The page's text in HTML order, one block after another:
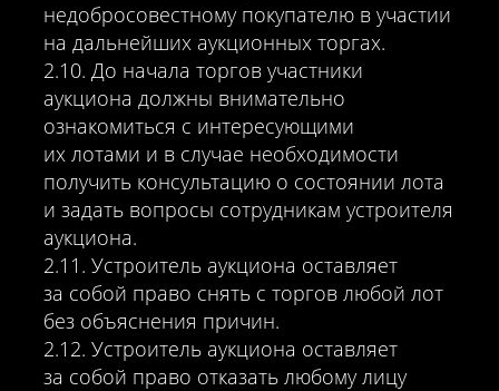
недобросовестному покупателю в участии
на дальнейших аукционных торгах.
2.10. До начала торгов участники
аукциона должны внимательно
ознакомиться с интересующими
их лотами и в случае необходимости
получить консультацию о состоянии лота
и задать вопросы сотрудникам устроителя
аукциона.
2.11. Устроитель аукциона оставляет
за собой право снять с торгов любой лот
без объяснения причин.
2.12. Устроитель аукциона оставляет
за собой право отказать любому лицу